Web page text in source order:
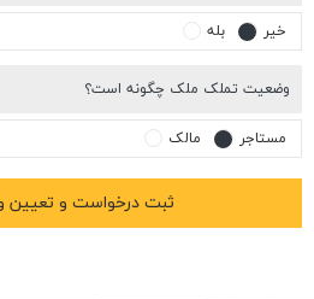
بله
تملک ملک چگونه است؟
مالک